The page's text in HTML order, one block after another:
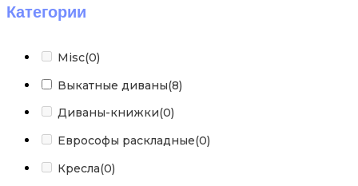
Категории
Misc(0)
Выкатные диваны(8)
Диваны-книжки(0)
Еврософы раскладные(0)
Кресла(0)